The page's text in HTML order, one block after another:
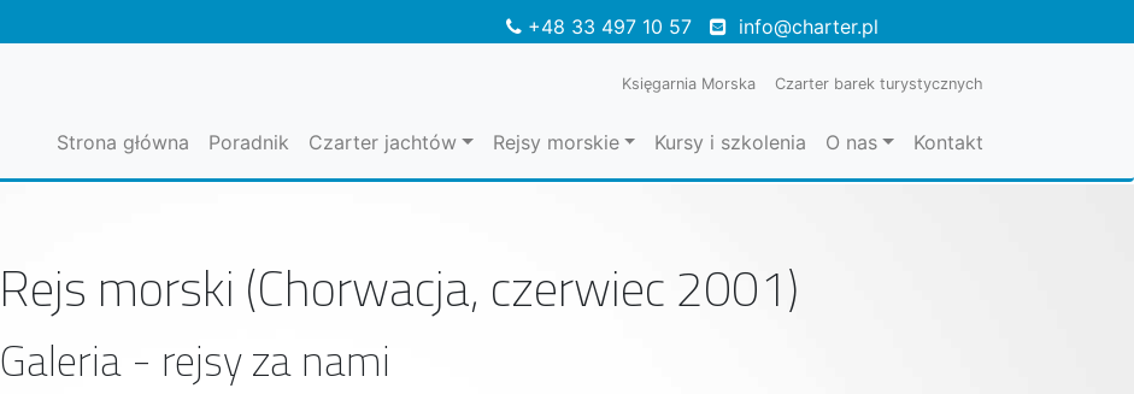
+48 33 497 10 57 info@charter.pl
Księgarnia Morska Czarter barek turystycznych
Strona główna Poradnik Czarter jachtów Rejsy morskie Kursy i szkolenia O nas Kontakt
Rejs morski (Chorwacja, czerwiec 2001)
Galeria - rejsy za nami